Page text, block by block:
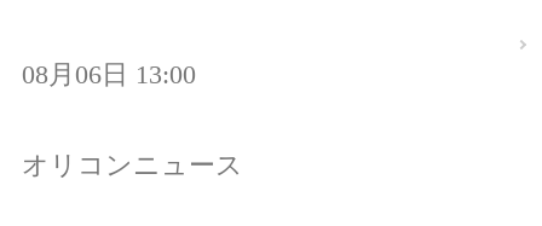
08月06日 13:00
オリコンニュース